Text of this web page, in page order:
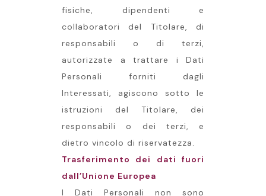
fisiche, dipendenti e
collaboratori del Titolare, di
responsabili o di terzi,
autorizzate a trattare i Dati
Personali forniti dagli
Interessati, agiscono sotto le
istruzioni del Titolare, dei
responsabili o dei terzi, e
dietro vincolo di riservatezza.
Trasferimento dei dati fuori
dall’Unione Europea
I Dati Personali non sono